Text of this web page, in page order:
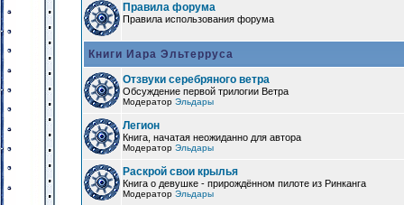
Правила форума
Правила использования форума
Книги Иара Эльтерруса
Отзвуки серебряного ветра
Обсуждение первой трилогии Ветра
Модератор Эльдары
Легион
Книга, начатая неожиданно для автора
Модератор Эльдары
Раскрой свои крылья
Книга о девушке - прирождённом пилоте из Ринканга
Модератор Эльдары